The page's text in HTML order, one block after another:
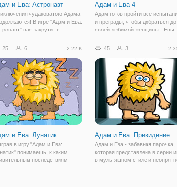
и Ева: Астронавт
чудаковатого Адама
В игре "Адам и Ева:
вас закрутит в
авантюристом. В этот
за новыми впечатлениями.
только,
Адам и Ева 4
Адам готов пройти все
и преграды, чтобы добраться до
своей любимой женщины - Евы.
сами увидите и поможете ему
представляет собой логический
квест в
25 6 2.22 K
и Ева: Лунатик
в игру "Адам и Ева:
понимаешь, к каким
последствиям
45 3
Адам и Ева: Привидение
Адам и Ева - забавная парочка,
которая представлена в серии
в мультяшном стиле и